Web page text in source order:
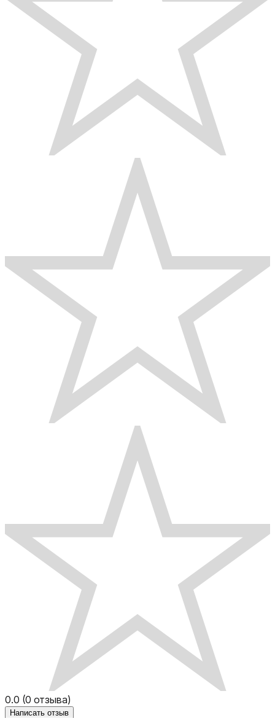
0.0 (0 отзыва)
Написать отзыв